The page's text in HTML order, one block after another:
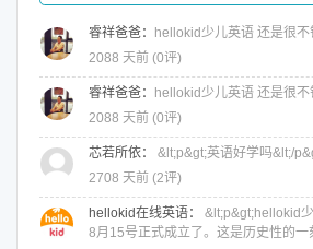
睿祥爸爸：
hellokid少儿英语 还是很不
2088 天前 (0评)
睿祥爸爸：
hellokid少儿英语 还是很不
2088 天前 (0评)
芯若所依：
&lt;p&gt;英语好学吗&lt;/
2708 天前 (2评)
hellokid在线英语：
&lt;p&gt;hellokid
8月15号正式成立了。这是历史性的一